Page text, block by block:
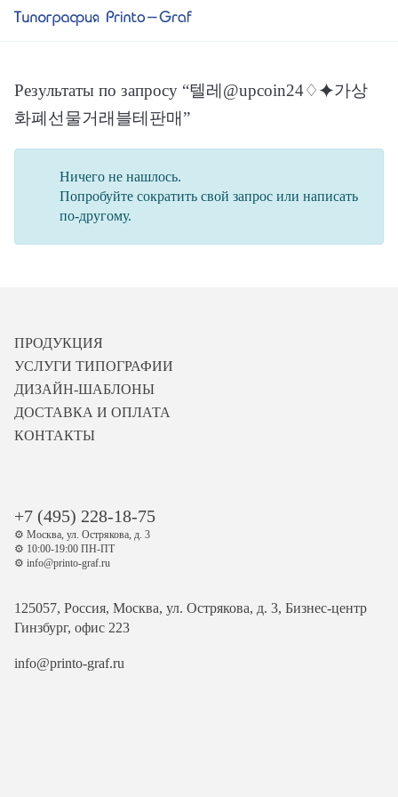
Результаты по запросу “텔레@upcoin24♢⯌가상
화폐선물거래블테판매”
Ничего не нашлось.
Попробуйте сократить свой запрос или написать
по-другому.
ПРОДУКЦИЯ
УСЛУГИ ТИПОГРАФИИ
ДИЗАЙН-ШАБЛОНЫ
ДОСТАВКА И ОПЛАТА
КОНТАКТЫ
+7 (495) 228-18-75
⚙️ Москва, ул. Острякова, д. 3
⚙️ 10:00-19:00 ПН-ПТ
⚙️ info@printo-graf.ru
125057, Россия, Москва, ул. Острякова, д. 3, Бизнес-центр
Гинзбург, офис 223
info@printo-graf.ru